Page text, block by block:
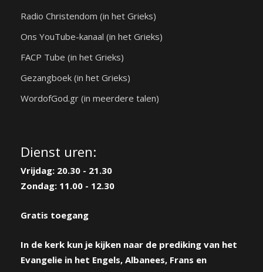
Radio Christendom (in het Grieks)
Ons YouTube-kanaal (in het Grieks)
FACP Tube (in het Grieks)
Gezangboek (in het Grieks)
WordofGod.gr (in meerdere talen)
Dienst uren:
Vrijdag: 20.30 - 21.30
Zondag: 11.00 - 12.30
Gratis toegang
In de kerk kun je kijken naar de prediking van het
Evangelie in het Engels, Albanees, Frans en